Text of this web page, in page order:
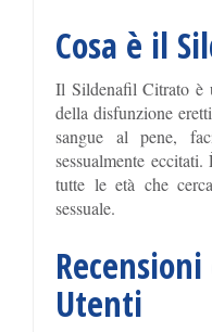
Cosa è il
Il Sildenafil Citrato è
della disfunzione
sangue al pene,
sessualmente
tutte le età che
sessuale.
Utenti